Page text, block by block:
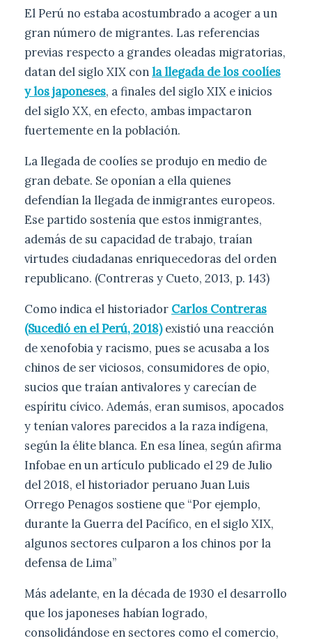
El Perú no estaba acostumbrado a acoger a un
gran número de migrantes. Las referencias
previas respecto a grandes oleadas migratorias,
datan del siglo XIX conla llegada de los coolíes
y los japoneses, a finales del siglo XIX e inicios
del siglo XX, en efecto, ambas impactaron
fuertemente en la población.
La llegada de coolíes se produjo en medio de
gran debate. Se oponían a ella quienes
defendían la llegada de inmigrantes europeos.
Ese partido sostenía que estos inmigrantes,
además de su capacidad de trabajo, traían
virtudes ciudadanas enriquecedoras del orden
republicano. (Contreras y Cueto, 2013, p. 143)
Como indica el historiador Carlos Contreras
(Sucedió en el Perú, 2018)existió una reacción
de xenofobia y racismo, pues se acusaba a los
chinos de ser viciosos, consumidores de opio,
sucios que traían antivalores y carecían de
espíritu cívico. Además, eran sumisos, apocados
y tenían valores parecidos a la raza indígena,
según la élite blanca. En esa línea, según afirma
Infobae en un artículo publicado el 29 de Julio
del 2018, el historiador peruano Juan Luis
Orrego Penagos sostiene que “Por ejemplo,
durante la Guerra del Pacífico, en el siglo XIX,
algunos sectores culparon a los chinos por la
defensa de Lima”
Más adelante, en la década de 1930 el desarrollo
que los japoneses habían logrado,
consolidándose en sectores como el comercio,